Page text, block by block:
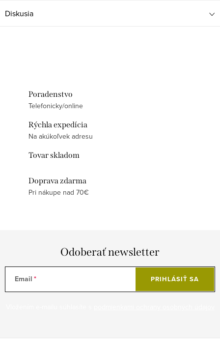
Diskusia
Poradenstvo
Telefonicky/online
Rýchla expedícia
Na akúkoľvek adresu
Tovar skladom
Doprava zdarma
Pri nákupe nad 70€
Odoberať newsletter
Email PRIHLÁSIŤ SA